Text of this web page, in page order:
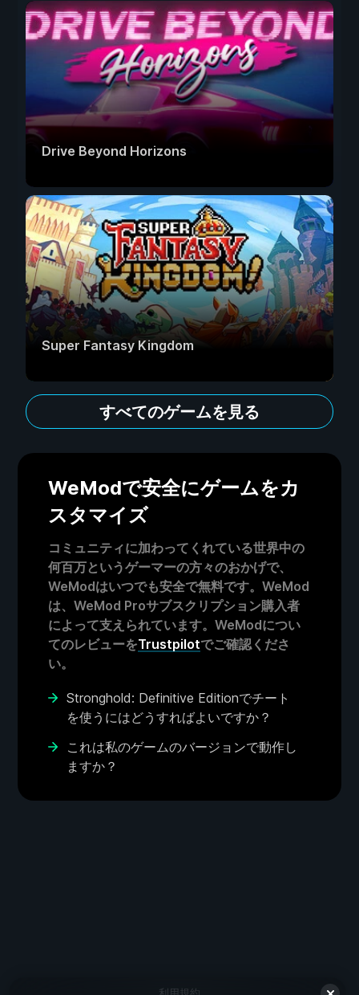
Drive Beyond Horizons
Super Fantasy Kingdom
すべてのゲームを見る
WeModで安全にゲームをカ
スタマイズ
コミュニティに加わってくれている世界中の
何百万というゲーマーの方々のおかげで、
WeModはいつでも安全で無料です。WeMod
は、WeMod Proサブスクリプション購入者
によって支えられています。WeModについ
てのレビューをTrustpilotでご確認くださ
い。
Stronghold: Definitive Editionでチート
を使うにはどうすればよいですか？
これは私のゲームのバージョンで動作し
ますか？